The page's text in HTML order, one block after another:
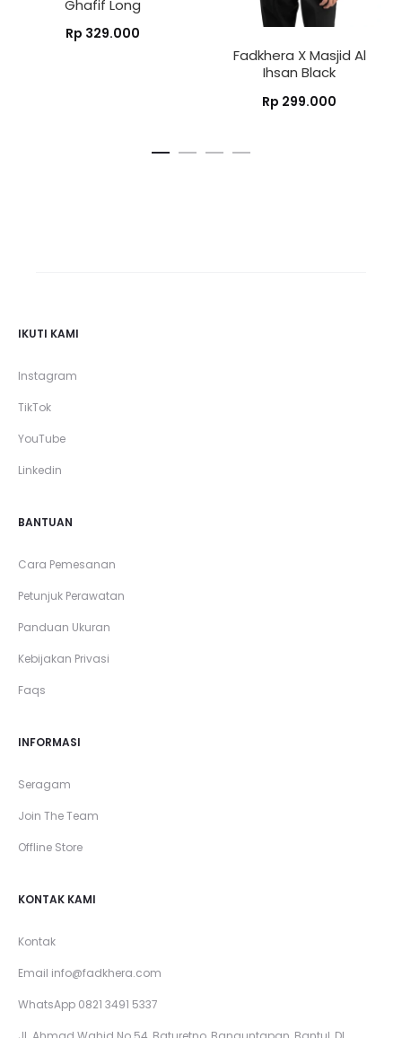
Ghafif Long
Rp 329.000
Fadkhera X Masjid Al
Ihsan Black
Rp 299.000
IKUTI KAMI
Instagram
TikTok
YouTube
Linkedin
BANTUAN
Cara Pemesanan
Petunjuk Perawatan
Panduan Ukuran
Kebijakan Privasi
Faqs
INFORMASI
Seragam
Join The Team
Offline Store
KONTAK KAMI
Kontak
Email info@fadkhera.com
WhatsApp 0821 3491 5337